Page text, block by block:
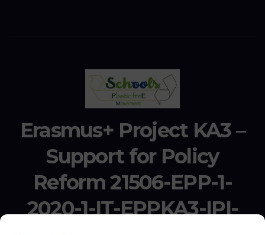
Erasmus+ Project KA3 –
Support for Policy
Reform 21506-EPP-1-
2020-1-IT-EPPKA3-IPI-